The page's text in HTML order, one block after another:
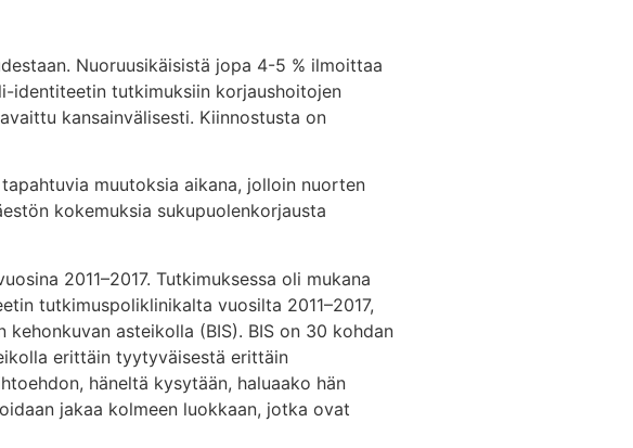
Nuoruusikäisistä jopa 4-5 % ilmoittaa
identiteetin tutkimuksiin korjaushoitojen
kansainvälisesti. Kiinnostusta on
muutoksia aikana, jolloin nuorten
kokemuksia sukupuolenkorjausta
2011–2017. Tutkimuksessa oli mukana
tutkimuspoliklinikalta vuosilta 2011–2017,
asteikolla (BIS). BIS on 30 kohdan
erittäin tyytyväisestä erittäin
häneltä kysytään, haluaako hän
jakaa kolmeen luokkaan, jotka ovat